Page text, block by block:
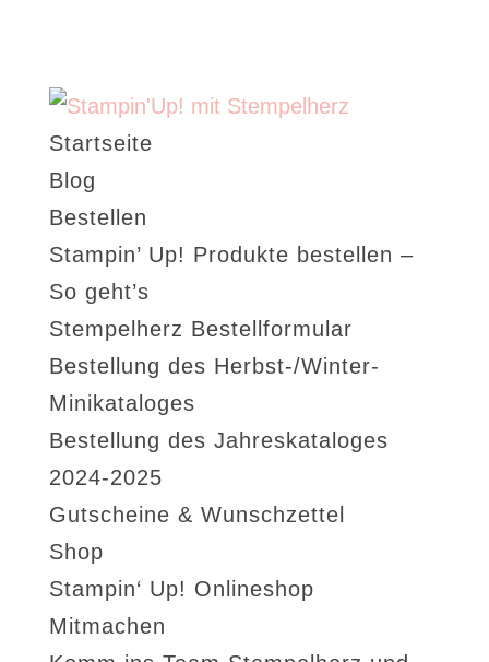
Startseite
Blog
Bestellen
Stampin’ Up! Produkte bestellen –
So geht’s
Stempelherz Bestellformular
Bestellung des Herbst-/Winter-
Minikataloges
Bestellung des Jahreskataloges
2024-2025
Gutscheine & Wunschzettel
Shop
Stampin‘ Up! Onlineshop
Mitmachen